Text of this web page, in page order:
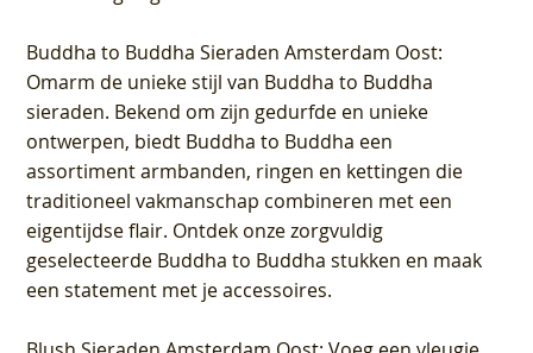
Buddha to Buddha Sieraden Amsterdam Oost:
Omarm de unieke stijl van Buddha to Buddha
sieraden. Bekend om zijn gedurfde en unieke
ontwerpen, biedt Buddha to Buddha een
assortiment armbanden, ringen en kettingen die
traditioneel vakmanschap combineren met een
eigentijdse flair. Ontdek onze zorgvuldig
geselecteerde Buddha to Buddha stukken en maak
een statement met je accessoires.